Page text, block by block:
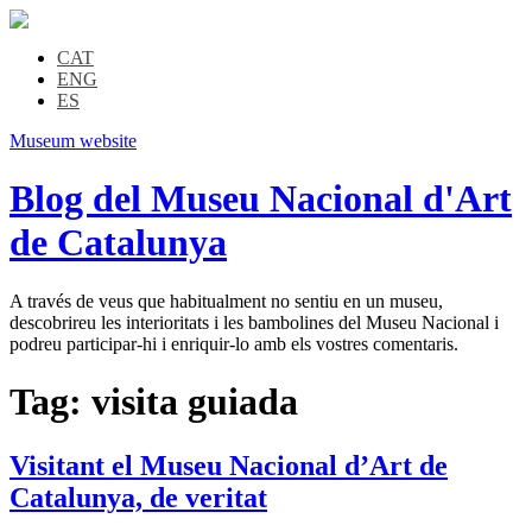
CAT
ENG
ES
Museum website
Blog del Museu Nacional d'Art
de Catalunya
A través de veus que habitualment no sentiu en un museu,
descobrireu les interioritats i les bambolines del Museu Nacional i
podreu participar-hi i enriquir-lo amb els vostres comentaris.
Tag: visita guiada
Visitant el Museu Nacional d’Art de
Catalunya, de veritat